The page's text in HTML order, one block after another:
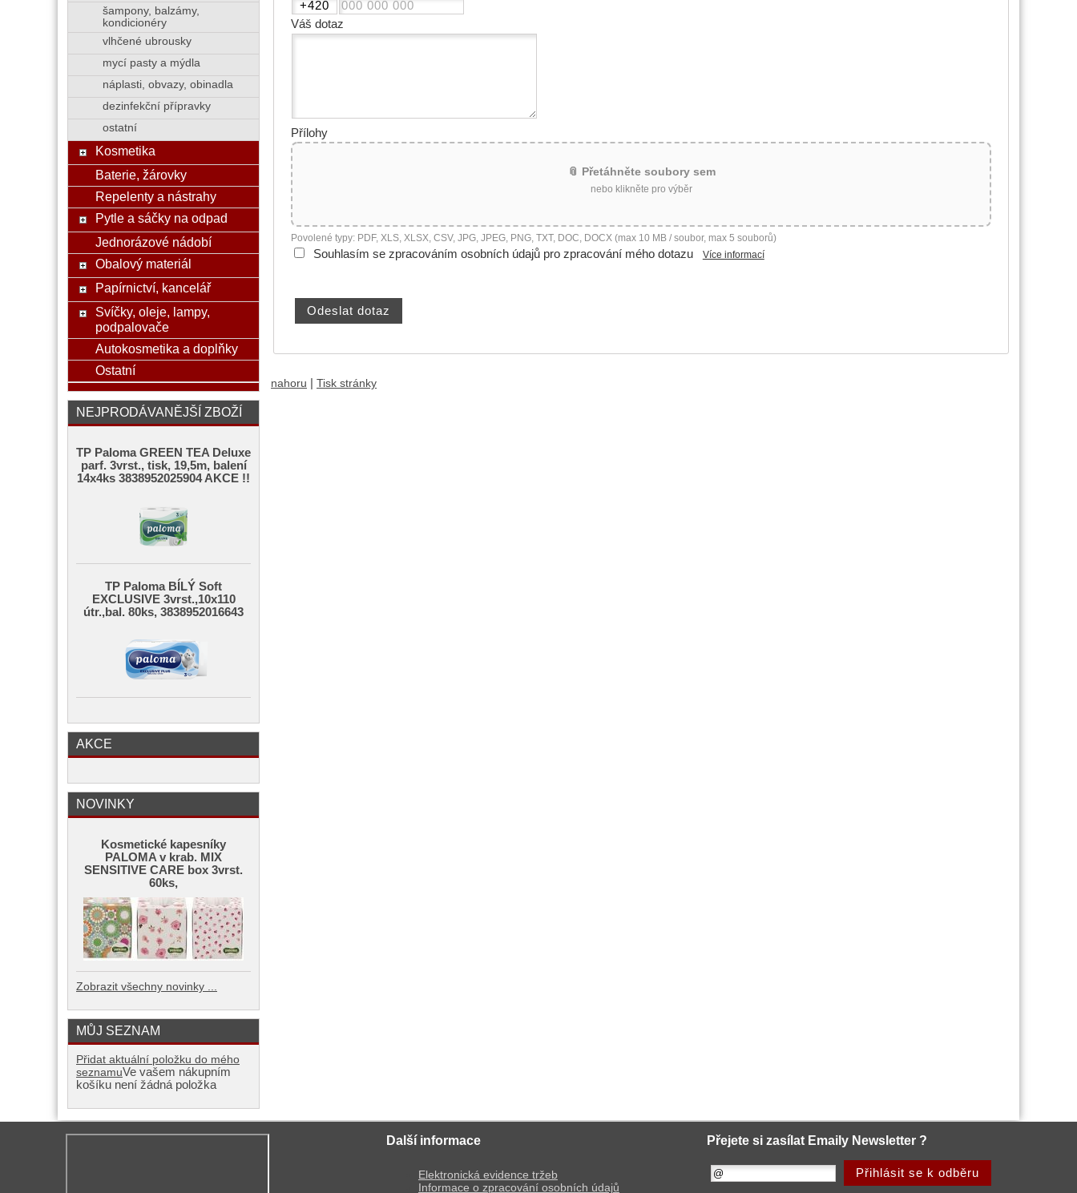
Váš dotaz
Přílohy
📎 Přetáhněte soubory sem
nebo klikněte pro výběr
Povolené typy: PDF, XLS, XLSX, CSV, JPG, JPEG, PNG, TXT, DOC, DOCX (max 10 MB / soubor, max 5 souborů)
Souhlasím se zpracováním osobních údajů pro zpracování mého dotazu Více informací
nahoru Tisk stránky
šampony, balzámy,
kondicionéry
vlhčené ubrousky
mycí pasty a mýdla
náplasti, obvazy, obinadla
dezinfekční přípravky
ostatní
Kosmetika
Baterie, žárovky
Repelenty a nástrahy
Pytle a sáčky na odpad
Jednorázové nádobí
Obalový materiál
Papírnictví, kancelář
Svíčky, oleje, lampy,
podpalovače
Autokosmetika a doplňky
Ostatní
NEJPRODÁVANĚJŠÍ ZBOŽÍ
TP Paloma GREEN TEA Deluxe
parf. 3vrst., tisk, 19,5m, balení
14x4ks 3838952025904 AKCE !!
TP Paloma BÍLÝ Soft
EXCLUSIVE 3vrst.,10x110
útr.,bal. 80ks, 3838952016643
AKCE
NOVINKY
Kosmetické kapesníky
PALOMA v krab. MIX
SENSITIVE CARE box 3vrst.
60ks,
Zobrazit všechny novinky ...
MŮJ SEZNAM
Přidat aktuální položku do mého
seznamuVe vašem nákupním
košíku není žádná položka
Další informace
Elektronická evidence tržeb
Informace o zpracování osobních údajů
Přejete si zasílat Emaily Newsletter ?